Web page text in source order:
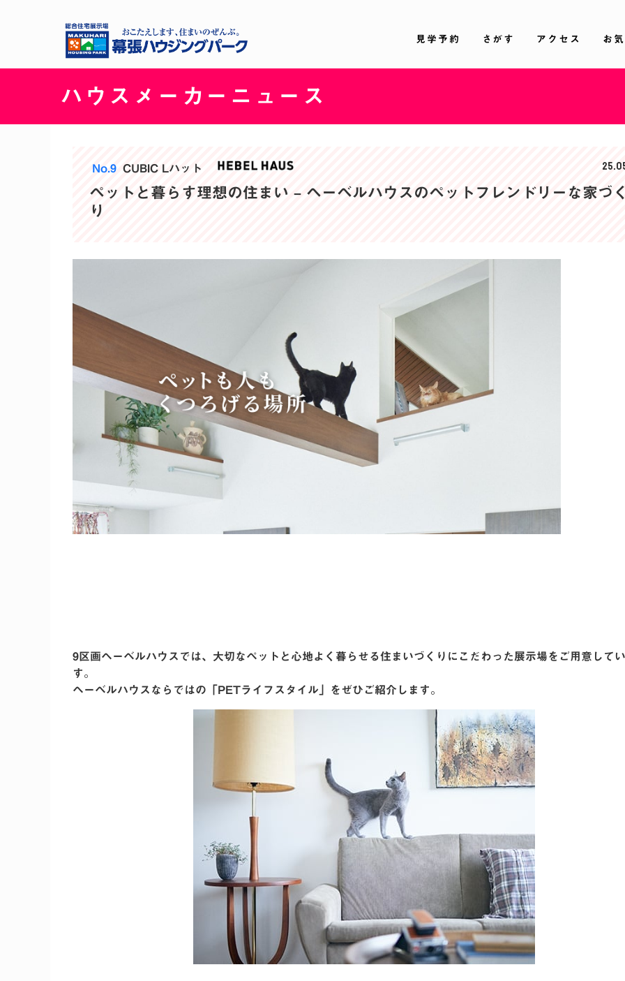
お
アクセス
さがす
見学予約
ハウスメーカーニュース
No.9 CUBIC Lハット
ペットと暮らす理想の住まい – ヘーベルハウスのペットフレンドリーな家づ
り
9区画ヘーベルハウスでは、大切なペットと心地よく暮らせる住まいづくりにこだわった展示場をご用意して
す。
ヘーベルハウスならではの「PETライフスタイル」をぜひご紹介します。